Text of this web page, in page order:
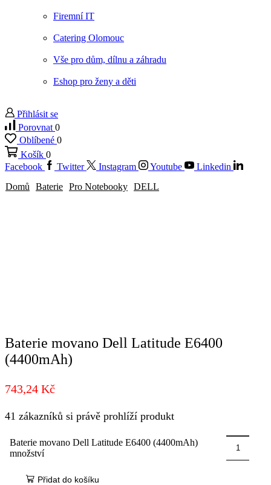
Firemní IT
Catering Olomouc
Vše pro dům, dílnu a záhradu
Eshop pro ženy a děti
Přihlásit se
Porovnat 0
Oblíbené 0
Košík 0
Facebook
Twitter Instagram Youtube
Linkedin
Domů
Baterie Pro Notebooky DELL
Baterie movano Dell Latitude E6400
(4400mAh)
743,24 Kč
41 zákazníků si právě prohlíží produkt
Baterie movano Dell Latitude E6400 (4400mAh)
množství
Přidat do košíku